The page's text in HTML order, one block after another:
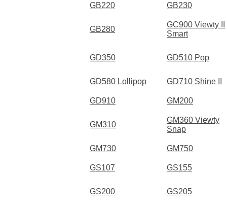
GB220 GB230
GB280
GC900 Viewty II
Smart
GD350 GD510 Pop
GD580 Lollipop GD710 Shine II
GD910 GM200
GM310
GM360 Viewty
Snap
GM730 GM750
GS107 GS155
GS200 GS205